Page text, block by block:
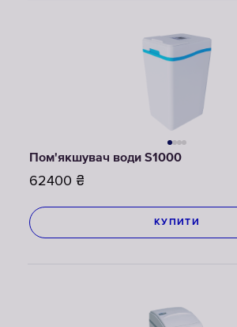
Пом'якшувач води S1000
62400 ₴
КУПИТИ